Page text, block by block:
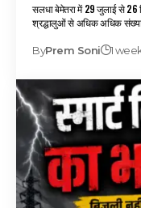
सलधा बेमेतरा में 29 जुलाई से 26
श्रद्धालुओं से अधिक अधिक
ByPrem Soni 1